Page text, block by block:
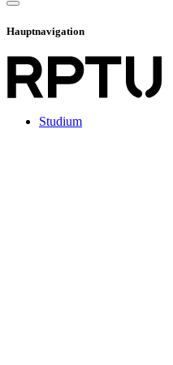
Hauptnavigation
Studium